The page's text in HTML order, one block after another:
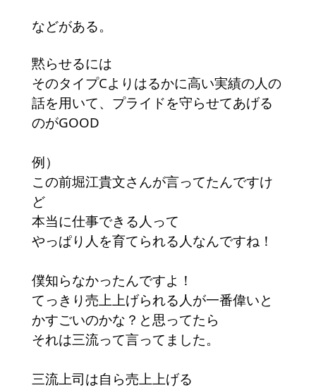
などがある。
黙らせるには
そのタイプCよりはるかに高い実績の人の
話を用いて、プライドを守らせてあげる
のがGOOD
例）
この前堀江貴文さんが言ってたんですけ
ど
本当に仕事できる人って
やっぱり人を育てられる人なんですね！
僕知らなかったんですよ！
てっきり売上上げられる人が一番偉いと
かすごいのかな？と思ってたら
それは三流って言ってました。
三流上司は自ら売上上げる